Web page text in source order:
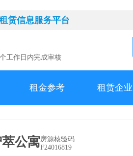
赁信息服务平台
工作日内完成审核
租金参考 租赁企业
公寓房源核验码
F24016819